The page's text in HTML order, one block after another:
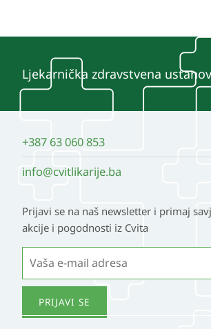
Ljekarnička zdravstvena
+387 63 060 853
info@cvitlikarije.ba
Prijavi se na naš newsletter i primaj
akcije i pogodnosti iz Cvita